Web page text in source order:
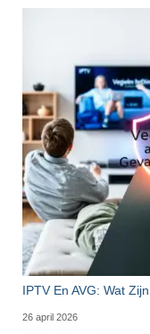
IPTV En AVG: Wat
26 april 2026